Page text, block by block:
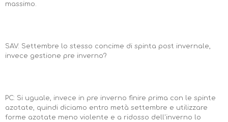
massimo.
SAV: Settembre lo stesso concime di spinta post invernale,
invece gestione pre inverno?
PC: Si uguale, invece in pre inverno finire prima con le spinte
azotate, quindi diciamo entro metà settembre e utilizzare
forme azotate meno violente e a ridosso dell'inverno lo